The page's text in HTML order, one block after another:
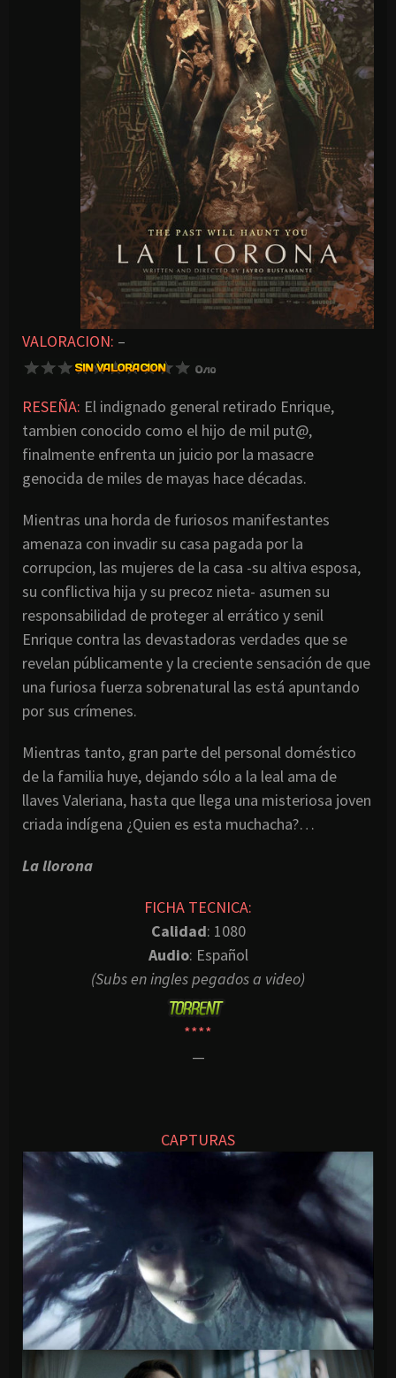
VALORACION: –
RESEÑA: El indignado general retirado Enrique,
tambien conocido como el hijo de mil put@,
finalmente enfrenta un juicio por la masacre
genocida de miles de mayas hace décadas.
Mientras una horda de furiosos manifestantes
amenaza con invadir su casa pagada por la
corrupcion, las mujeres de la casa -su altiva esposa,
su conflictiva hija y su precoz nieta- asumen su
responsabilidad de proteger al errático y senil
Enrique contra las devastadoras verdades que se
revelan públicamente y la creciente sensación de que
una furiosa fuerza sobrenatural las está apuntando
por sus crímenes.
Mientras tanto, gran parte del personal doméstico
de la familia huye, dejando sólo a la leal ama de
llaves Valeriana, hasta que llega una misteriosa joven
criada indígena ¿Quien es esta muchacha?…
La llorona
FICHA TECNICA:
Calidad: 1080
Audio: Español
(Subs en ingles pegados a video)
****
—
CAPTURAS